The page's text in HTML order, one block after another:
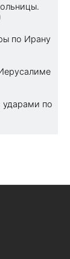
по Ирану
ударами по